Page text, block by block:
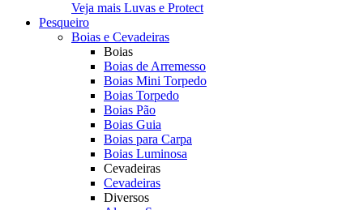
Veja mais Luvas e Protect
Pesqueiro
Boias e Cevadeiras
Boias
Boias de Arremesso
Boias Mini Torpedo
Boias Torpedo
Boias Pão
Boias Guia
Boias para Carpa
Boias Luminosa
Cevadeiras
Cevadeiras
Diversos